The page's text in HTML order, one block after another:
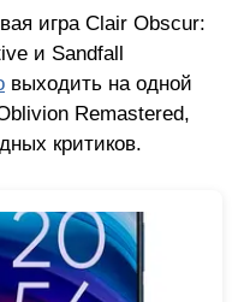
игра Clair Obscur:
и Sandfall
выходить на одной
Remastered,
критиков.